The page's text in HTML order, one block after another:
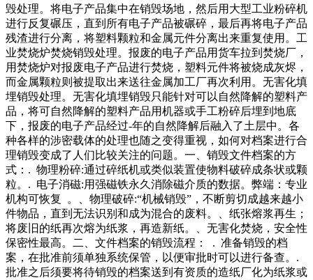
毁处理。将电子产品集中在销毁场地，然后用大型工业粉碎机
进行反复碾压，直到所有电子产品被碾碎，最后再将电子产品
残渣进行分离，将塑料颗粒和金属元件分离出来重复使用。工
业焚烧炉焚烧销毁处理。报废的电子产品用货车拉到焚烧厂，
用焚烧炉对报废电子产品进行焚烧，塑料元件将被烧成灰烬，
而金属颗粒则被提取出来送往金属加工厂再次利用。无害化填
埋销毁处理。无害化填埋销毁只能针对可以自然降解的塑料产
品，将可自然降解的塑料产品用机器或手工粉碎后埋到地底
下，报废的电子产品经过-年的自然降解后融入了土层中。各
种各样的涉密载体的处理也随之变得重视，如何对档案进行合
理销毁变成了人们比较关注的问题。一、销毁文件档案的方
式：. 物理粉碎:通过碎纸机或类似装置使物料破碎成条状或颗
粒。. 电子消磁:用强磁铁永久消除磁介质的数据。弊端：专业
机构可恢复 。、物理破碎:“机械销毁”，不断剪切成越来越小
件物品，直到无法识别和成为混合的废料。、纸张熔浆再生；
将废旧的纸再次熔为纸浆，再造新纸。、无害化焚烧，安全性
保密性最高。二、文件档案的销毁流程： . 准备销毁的档
案，在批准前须单独系统保管，以便审批时可以进行备查。.
批准之后须要将待销毁的档案送到有资质的造纸厂化为纸浆或